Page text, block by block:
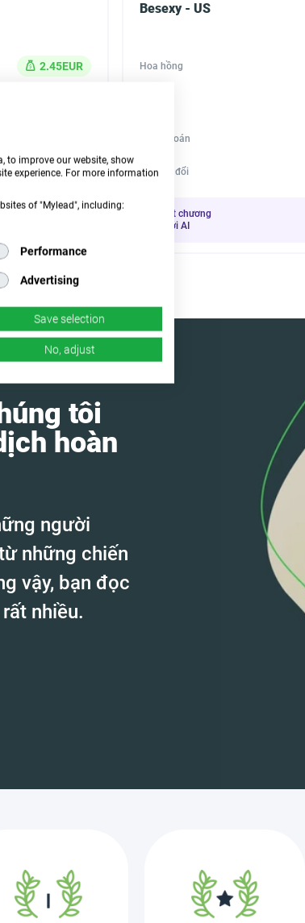
2.45EUR
n/d
Besexy - US
Hoa hồng
Thanh toán
Chuyển đổi
Tóm tắt chương
trình với AI
tôi
hoàn
người
những chiến
vậy, bạn đọc
nhiều.
to improve our website, show
experience. For more information
of "Mylead", including:
Performance
Advertising
Save selection
No, adjust